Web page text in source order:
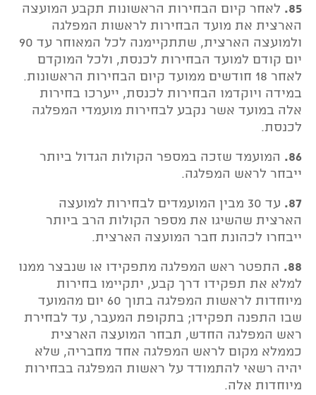
85. לאחר קיום הבחירות הראשונות תקבע המועצה
הארצית את מועד הבחירות לראשות המפלגה
ולמועצה הארצית, שתתקיימנה לכל המאוחר עד 90
יום קודם למועד הבחירות לכנסת, ולכל המוקדם
לאחר 18 חודשים ממועד קיום הבחירות הראשונות.
במידה ויוקדמו הבחירות לכנסת, ייערכו בחירות
אלה במועד אשר נקבע לבחירות מועמדי המפלגה
לכנסת.
86.
המועמד שזכה במספר הקולות הגדול ביותר
ייבחר לראש המפלגה.
87.
עד 30 מבין המועמדים לבחירות למועצה
הארצית שהשיגו את מספר הקולות הרב ביותר
ייבחרו לכהונת חבר המועצה הארצית.
88.
התפטר ראש המפלגה מתפקידו או שנבצר ממנו
למלא את תפקידו דרך קבע, יתקיימו בחירות
מיוחדות לראשות המפלגה בתוך 60 יום מהמועד
שבו התפנה תפקידו; בתקופת המעבר, עד לבחירת
ראש המפלגה החדש, תבחר המועצה הארצית
כממלא מקום לראש המפלגה אחד מחבריה, שלא
יהיה רשאי להתמודד על ראשות המפלגה בבחירות
מיוחדות אלה.